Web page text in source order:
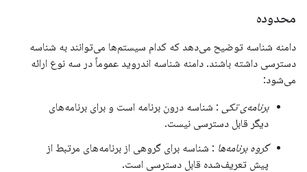
محدوده
دامنه شناسه توضیح می‌دهد که کدام سیستم‌ها می‌توانند به شناسه
دسترسی داشته باشند. دامنه شناسه اندروید عموماً در سه نوع ارائه
می‌شود:
برنامه‌ی تکی : شناسه درون برنامه است و برای برنامه‌های
دیگر قابل دسترسی نیست.
گروه برنامه‌ها : شناسه برای گروهی از برنامه‌های مرتبط از
پیش تعریف‌شده قابل دسترسی است.